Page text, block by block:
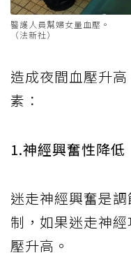
醫護人員幫婦女量血壓。
（法新社）
造成夜間血壓升
素：
1.神經興奮性降低
迷走神經興奮是
制，如果迷走神
壓升高。